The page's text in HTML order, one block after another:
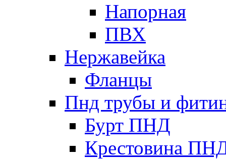
Напорная
ПВХ
Нержавейка
Фланцы
Пнд трубы и
Бурт ПНД
Крестовина